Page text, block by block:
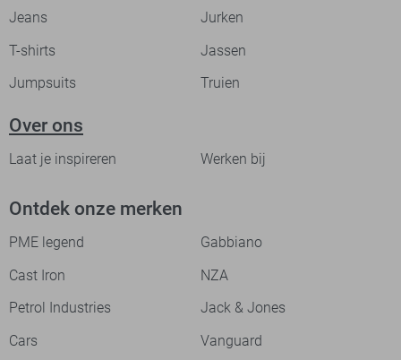
Jeans
Jurken
T-shirts
Jassen
Jumpsuits
Truien
Over ons
Laat je inspireren Werken bij
Ontdek onze merken
PME legend
Gabbiano
Cast Iron
NZA
Petrol Industries
Jack & Jones
Cars
Vanguard